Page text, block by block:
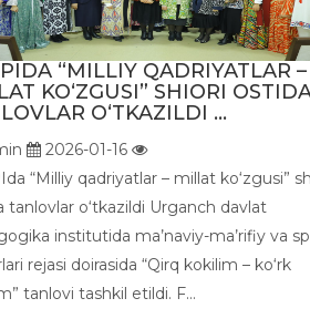
“MILLIY QADRIYATLAR –
KO‘ZGUSI” SHIORI
O‘TKAZILDI ...
2026-01-16
“Milliy qadriyatlar – millat ko‘zgusi”
tanlovlar o‘tkazildi Urganch davlat
institutida ma’naviy-ma’rifiy va
rejasi doirasida “Qirq kokilim – ko‘rk
tanlovi tashkil etildi. F...